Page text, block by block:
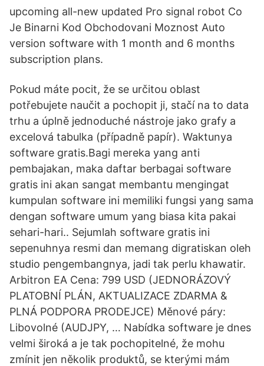
upcoming all-new updated Pro signal robot Co
Je Binarni Kod Obchodovani Moznost Auto
version software with 1 month and 6 months
subscription plans.
Pokud máte pocit, že se určitou oblast
potřebujete naučit a pochopit ji, stačí na to data
trhu a úplně jednoduché nástroje jako grafy a
excelová tabulka (případně papír). Waktunya
software gratis.Bagi mereka yang anti
pembajakan, maka daftar berbagai software
gratis ini akan sangat membantu mengingat
kumpulan software ini memiliki fungsi yang sama
dengan software umum yang biasa kita pakai
sehari-hari.. Sejumlah software gratis ini
sepenuhnya resmi dan memang digratiskan oleh
studio pengembangnya, jadi tak perlu khawatir.
Arbitron EA Cena: 799 USD (JEDNORÁZOVÝ
PLATOBNÍ PLÁN, AKTUALIZACE ZDARMA &
PLNÁ PODPORA PRODEJCE) Měnové páry:
Libovolné (AUDJPY, … Nabídka software je dnes
velmi široká a je tak pochopitelné, že mohu
zmínit jen několik produktů, se kterými mám